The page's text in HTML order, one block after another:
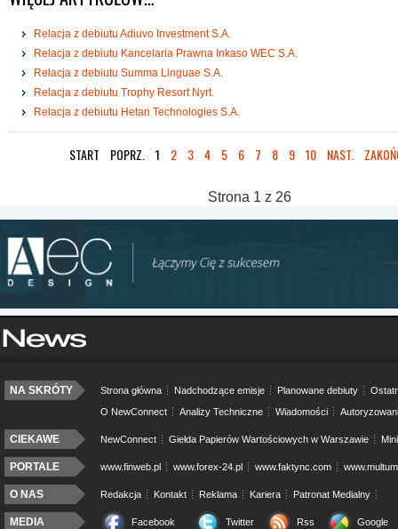
Relacja z debiutu Adiuvo Investment S.A.
Relacja z debiutu Kancelaria Prawna Inkaso WEC S.A.
Relacja z debiutu Summa Linguae S.A.
Relacja z debiutu Trophy Resort Nyrt.
Relacja z debiutu Hetan Technologies S.A.
START POPRZ. 1 2 3 4 5 6 7 8 9 10 NAST.
Strona 1 z 26
NA SKRÓTY Strona główna Nadchodzące emisje Planowane debiuty
O NewConnect
Analizy Techniczne Wiadomości
CIEKAWE NewConnect Giełda Papierów Wartościowych w Warszawie
PORTALE www.finweb.pl www.forex-24.pl www.faktync.com
O NAS Redakcja Kontakt Reklama Kariera Patronat Medialny
MEDIA Facebook Twitter Rss Google